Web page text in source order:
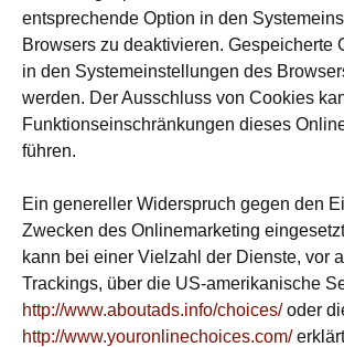
entsprechende Option in den
Browsers zu deaktivieren. Gespeicherte
in den Systemeinstellungen des
werden. Der Ausschluss von Cookies
Funktionseinschränkungen dieses
führen.
Ein genereller Widerspruch gegen den
Zwecken des Onlinemarketing
kann bei einer Vielzahl der Dienste, vor
Trackings, über die US-amerikanische
http://www.aboutads.info/choices/oder
http://www.youronlinechoices.com/